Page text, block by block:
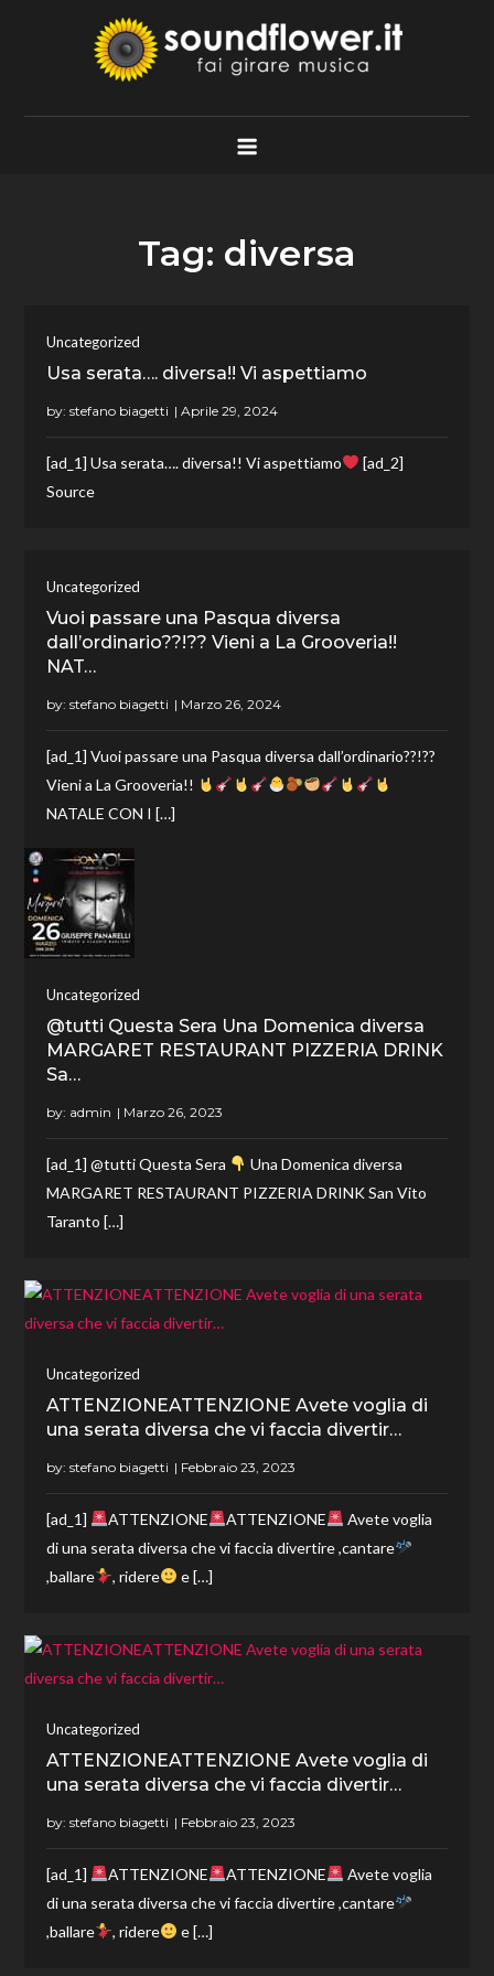
Soundflower.it
Fai Girare Musica
Tag: diversa
Uncategorized
Usa serata…. diversa!! Vi aspettiamo
by:stefano biagetti
[ad_1] Usa serata…. diversa!! Vi aspettiamo
[ad_2]
Source
Uncategorized
Vuoi passare una Pasqua diversa
dall’ordinario??!?? Vieni a La Grooveria!!
NAT…
by:stefano biagetti
[ad_1] Vuoi passare una Pasqua diversa dall’ordinario??!??
Vieni a La Grooveria!!
NATALE CON I […]
Uncategorized
@tutti Questa Sera Una Domenica diversa
MARGARET RESTAURANT PIZZERIA DRINK
Sa…
by: admin
[ad_1] @tutti Questa Sera
Una Domenica diversa
MARGARET RESTAURANT PIZZERIA DRINK San Vito
Taranto […]
Uncategorized
ATTENZIONEATTENZIONE Avete voglia di
una serata diversa che vi faccia divertir…
by:stefano biagetti
[ad_1] ATTENZIONE ATTENZIONE
Avete voglia
di una serata diversa che vi faccia divertire ,cantare
,ballare
, ridere e […]
Uncategorized
ATTENZIONEATTENZIONE Avete voglia di
una serata diversa che vi faccia divertir…
by:stefano biagetti
[ad_1] ATTENZIONE ATTENZIONE
Avete voglia
di una serata diversa che vi faccia divertire ,cantare
,ballare
, ridere e […]